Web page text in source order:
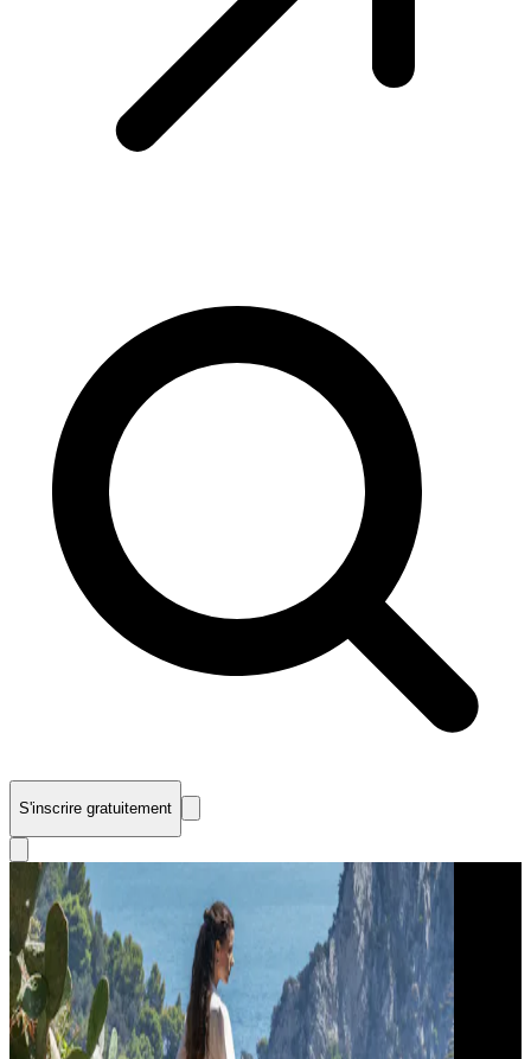
S'inscrire gratuitement